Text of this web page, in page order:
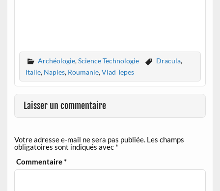
Archéologie,Science Technologie Dracula,
Italie, Naples, Roumanie,Vlad Tepes
Laisser un commentaire
Votre adresse e-mail ne sera pas publiée. Les champs
obligatoires sont indiqués avec *
Commentaire*